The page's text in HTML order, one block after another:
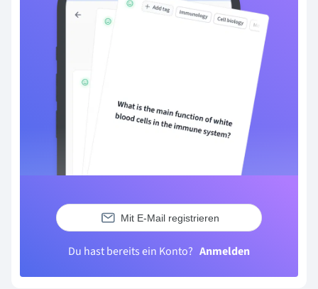
Mit E-Mail registrieren
Du hast bereits ein Konto? Anmelden